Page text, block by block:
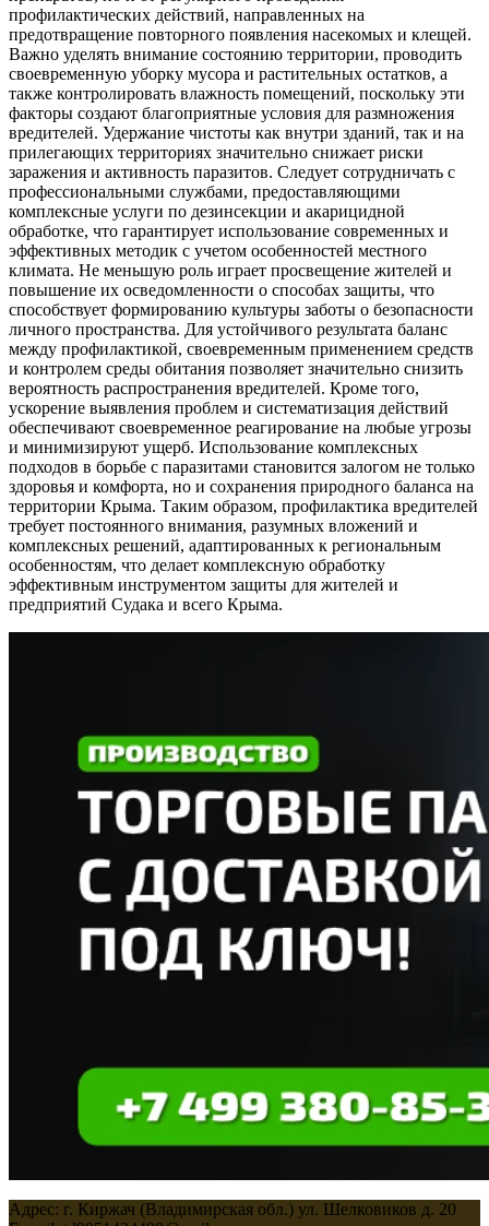
профилактических действий, направленных на
предотвращение повторного появления насекомых и клещей.
Важно уделять внимание состоянию территории, проводить
своевременную уборку мусора и растительных остатков, а
также контролировать влажность помещений, поскольку эти
факторы создают благоприятные условия для размножения
вредителей. Удержание чистоты как внутри зданий, так и на
прилегающих территориях значительно снижает риски
заражения и активность паразитов. Следует сотрудничать с
профессиональными службами, предоставляющими
комплексные услуги по дезинсекции и акарицидной
обработке, что гарантирует использование современных и
эффективных методик с учетом особенностей местного
климата. Не меньшую роль играет просвещение жителей и
повышение их осведомленности о способах защиты, что
способствует формированию культуры заботы о безопасности
личного пространства. Для устойчивого результата баланс
между профилактикой, своевременным применением средств
и контролем среды обитания позволяет значительно снизить
вероятность распространения вредителей. Кроме того,
ускорение выявления проблем и систематизация действий
обеспечивают своевременное реагирование на любые угрозы
и минимизируют ущерб. Использование комплексных
подходов в борьбе с паразитами становится залогом не только
здоровья и комфорта, но и сохранения природного баланса на
территории Крыма. Таким образом, профилактика вредителей
требует постоянного внимания, разумных вложений и
комплексных решений, адаптированных к региональным
особенностям, что делает комплексную обработку
эффективным инструментом защиты для жителей и
предприятий Судака и всего Крыма.
Адрес: г. Киржач (Владимирская обл.) ул. Шелковиков д. 20